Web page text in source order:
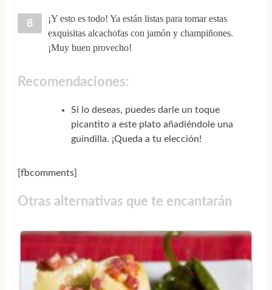
¡Y esto es todo! Ya están listas para tomar estas
exquisitas alcachofas con jamón y champiñones.
¡Muy buen provecho!
Recomendaciones:
Si lo deseas, puedes darle un toque
picantito a este plato añadiéndole una
guindilla. ¡Queda a tu elección!
[fbcomments]
Otras alternativas que te encantarán